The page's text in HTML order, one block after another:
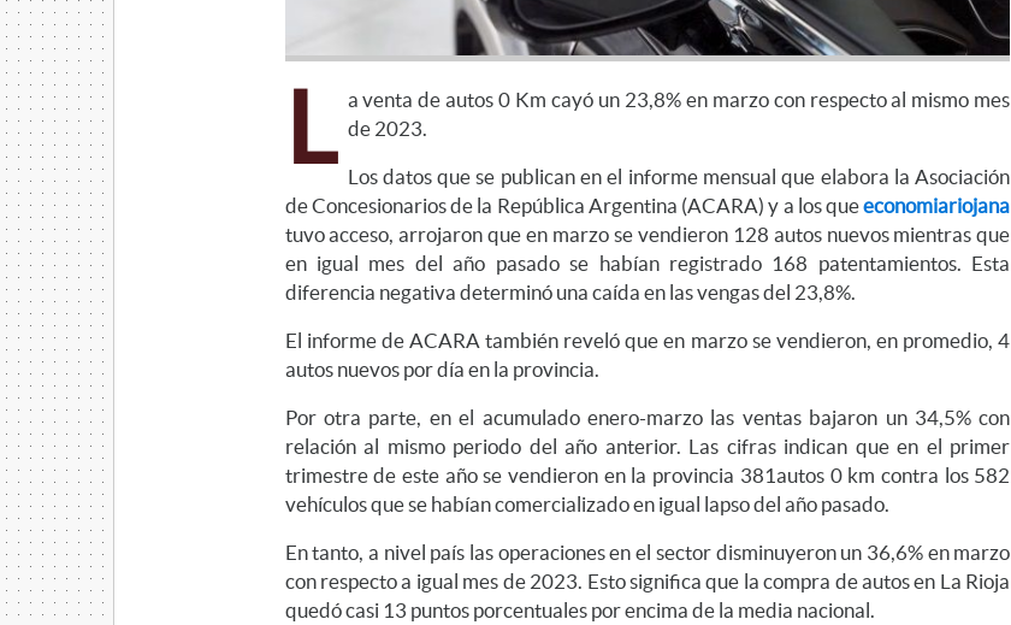
L a venta de autos 0 Km cayó un 23,8% en marzo con respecto al mismo mes
de 2023.
Los datos que se publican en el informe mensual que elabora la Asociación
de Concesionarios de la República Argentina (ACARA) y a los queeconomiariojana
tuvo acceso, arrojaron que en marzo se vendieron 128 autos nuevos mientras que
en igual mes del año pasado se habían registrado 168 patentamientos. Esta
diferencia negativa determinó una caída en las vengas del 23,8%.
El informe de ACARA también reveló que en marzo se vendieron, en promedio, 4
autos nuevos por día en la provincia.
Por otra parte, en el acumulado enero-marzo las ventas bajaron un 34,5% con
relación al mismo periodo del año anterior. Las cifras indican que en el primer
trimestre de este año se vendieron en la provincia 381autos 0 km contra los 582
vehículos que se habían comercializado en igual lapso del año pasado.
En tanto, a nivel país las operaciones en el sector disminuyeron un 36,6% en marzo
con respecto a igual mes de 2023. Esto significa que la compra de autos en La Rioja
quedó casi 13 puntos porcentuales por encima de la media nacional.